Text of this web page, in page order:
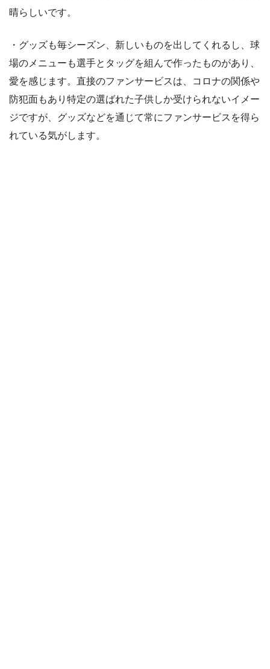
晴らしいです。
・グッズも毎シーズン、新しいものを出してくれるし、球
場のメニューも選手とタッグを組んで作ったものがあり、
愛を感じます。直接のファンサービスは、コロナの関係や
防犯面もあり特定の選ばれた子供しか受けられないイメー
ジですが、グッズなどを通じて常にファンサービスを得ら
れている気がします。